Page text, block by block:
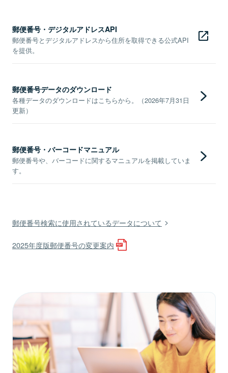
郵便番号・デジタルアドレスAPI
郵便番号とデジタルアドレスから住所を取得できる公式API
を提供。
郵便番号データのダウンロード
各種データのダウンロードはこちらから。（2026年7月31日
更新）
郵便番号・バーコードマニュアル
郵便番号や、バーコードに関するマニュアルを掲載していま
す。
郵便番号検索に使用されているデータについて
2025年度版郵便番号の変更案内